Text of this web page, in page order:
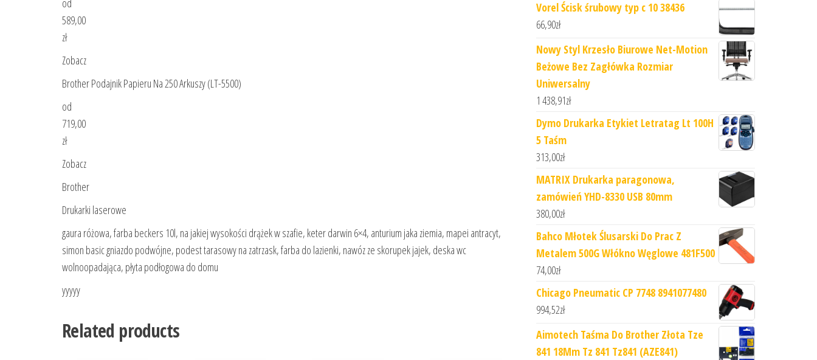
od
589,00
zł
Zobacz
Brother Podajnik Papieru Na 250 Arkuszy (LT-5500)
od
719,00
zł
Zobacz
Brother
Drukarki laserowe
gaura różowa, farba beckers 10l, na jakiej wysokości drążek w szafie, keter darwin 6×4, anturium jaka ziemia, mapei antracyt,
simon basic gniazdo podwójne, podest tarasowy na zatrzask, farba do lazienki, nawóz ze skorupek jajek, deska wc
wolnoopadająca, płyta podłogowa do domu
yyyyy
Related products
Vorel Ścisk śrubowy typ c 10 38436
66,90zł
Nowy Styl Krzesło Biurowe Net-Motion
Beżowe Bez Zagłówka Rozmiar
Uniwersalny
1 438,91zł
Dymo Drukarka Etykiet Letratag Lt 100H
5 Taśm
313,00zł
MATRIX Drukarka paragonowa,
zamówień YHD-8330 USB 80mm
380,00zł
Bahco Młotek Ślusarski Do Prac Z
Metalem 500G Włókno Węglowe 481F500
74,00zł
Chicago Pneumatic CP 7748 8941077480
994,52zł
Aimotech Taśma Do Brother Złota Tze
841 18Mm Tz 841 Tz841 (AZE841)